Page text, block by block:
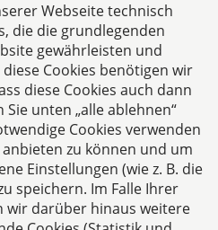
Webseite technisch
die die grundlegenden
gewährleisten und
Cookies benötigen wir
diese Cookies auch dann
unten „alle ablehnen“
Cookies verwenden
zu können und um
Einstellungen (wie z. B. die
speichern. Im Falle Ihrer
wir darüber hinaus weitere